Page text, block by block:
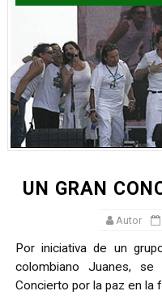
RELAJAR LA MENTE
AVANCES DE LA
LOS 10 PENSADORES
ARTHUR
UN GRAN
Autor
Por iniciativa de un
colombiano Juanes,
Concierto por la paz en la